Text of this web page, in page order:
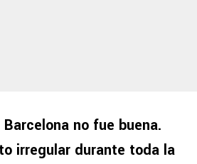
no fue buena.
irregular durante toda la